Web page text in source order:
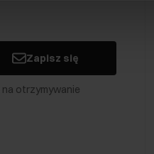
Zapisz się
otrzymywanie